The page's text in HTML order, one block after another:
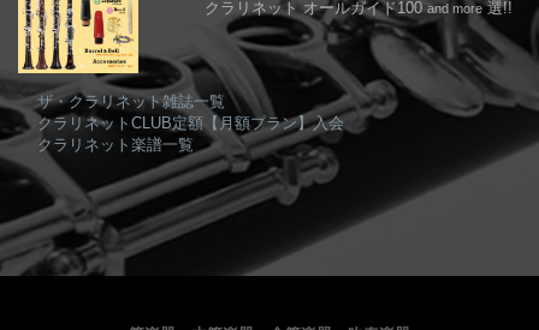
クラリネット オールガイド100 and more選!!
ザ・クラリネット雑誌一覧
クラリネットCLUB定額【月額プラン】入会
クラリネット楽譜一覧